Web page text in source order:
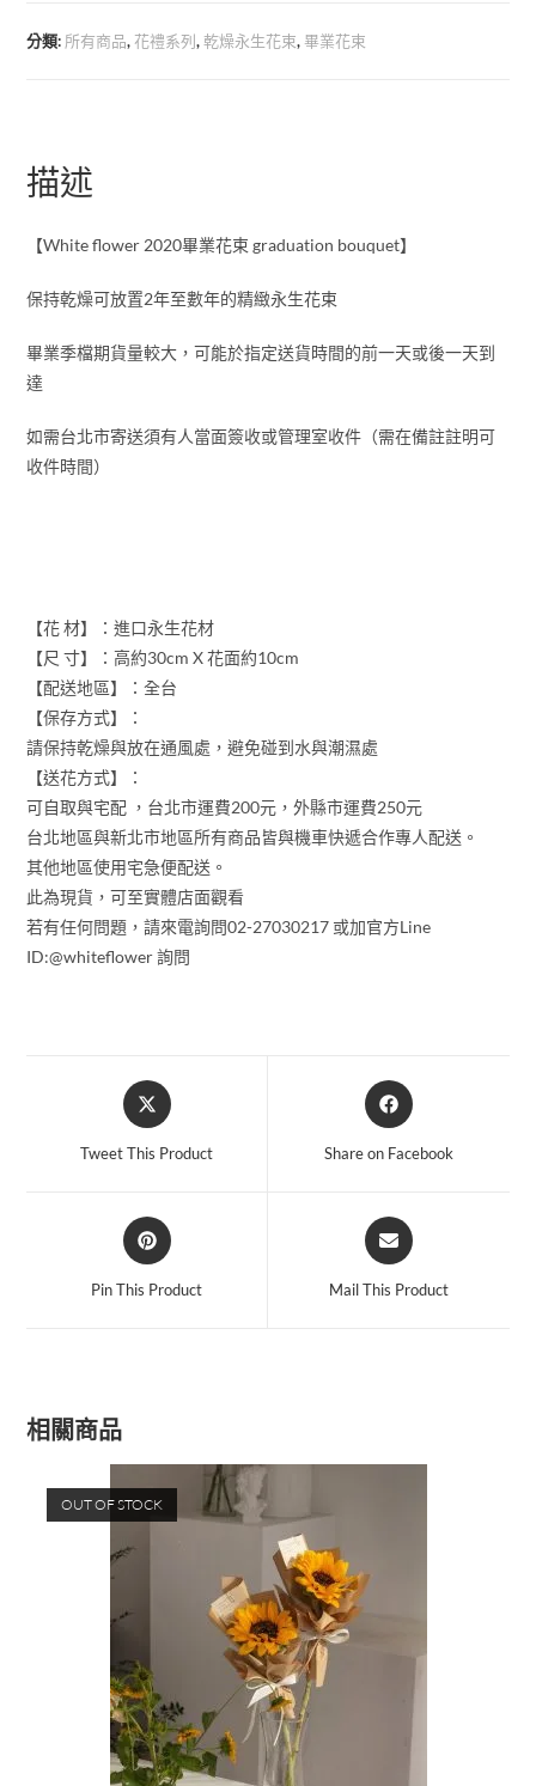
分類: 所有商品, 花禮系列,乾燥永生花束,畢業花束
描述
【White flower 2020畢業花束 graduation bouquet】
保持乾燥可放置2年至數年的精緻永生花束
畢業季檔期貨量較大，可能於指定送貨時間的前一天或後一天到
達
如需台北市寄送須有人當面簽收或管理室收件（需在備註註明可
收件時間）
【花 材】：進口永生花材
【尺 寸】：高約30cm X 花面約10cm
【配送地區】：全台
【保存方式】：
請保持乾燥與放在通風處，避免碰到水與潮濕處
【送花方式】：
可自取與宅配 ，台北市運費200元，外縣市運費250元
台北地區與新北市地區所有商品皆與機車快遞合作專人配送。
其他地區使用宅急便配送。
此為現貨，可至實體店面觀看
若有任何問題，請來電詢問02-27030217 或加官方Line
ID:@whiteflower 詢問
Tweet This Product Share on Facebook
Pin This Product Mail This Product
相關商品
OUT OF STOCK